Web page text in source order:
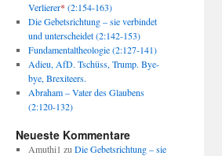
Verlierer* (2:154-163)
Die Gebetsrichtung – sie verbindet
und unterscheidet (2:142-153)
Fundamentaltheologie (2:127-141)
Adieu, AfD. Tschüss, Trump. Bye-
bye, Brexiteers.
Abraham – Vater des Glaubens
(2:120-132)
Neueste Kommentare
Amuthi1 zu Die Gebetsrichtung – sie